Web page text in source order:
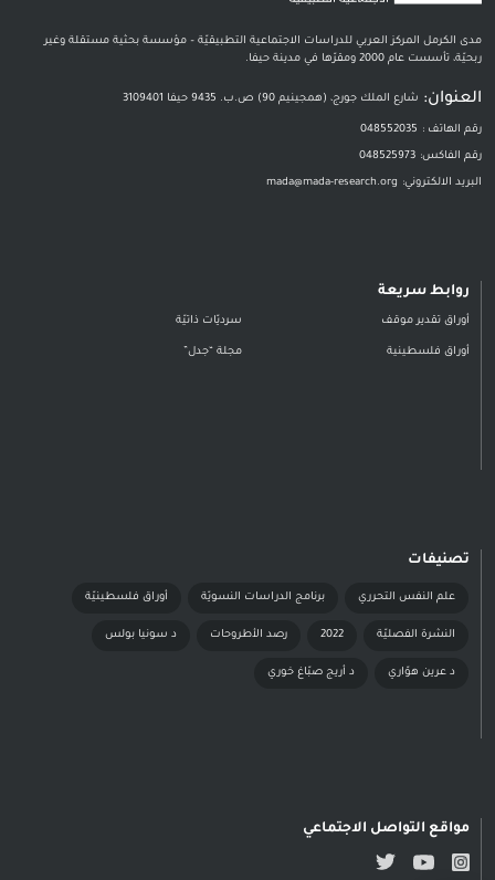
مدى الكرمل المركز العربي للدراسات الاجتماعية التطبيقيّة – مؤسسة بحثية مستقلة وغير
ربحيّة، تأسست عام 2000 ومقرّها في مدينة حيفا.
العنوان: شارع الملك جورج، (همجينيم 90) ص.ب. 9435 حيفا 3109401
رقم الهاتف : 048552035
رقم الفاكس: 048525973
البريد الالكتروني: mada@mada-research.org
روابط سريعة
أوراق تقدير موقف سرديّات ذاتيّة
أوراق فلسطينية مجلة “جدل”
تصنيفات
علم النفس التحرري برنامج الدراسات النسويّة أوراق فلسطينيّة
النشرة الفصليّة 2022 رصد الأطروحات د سونيا بولس
د عرين هوّاري د أريج صبّاغ خوري
مواقع التواصل الاجتماعي